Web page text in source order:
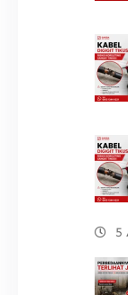
5